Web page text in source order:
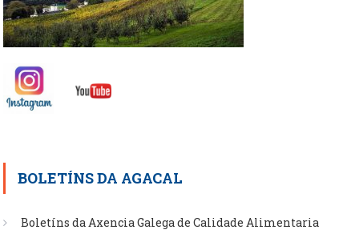
BOLETÍNS DA AGACAL
Boletíns da Axencia Galega de Calidade Alimentaria